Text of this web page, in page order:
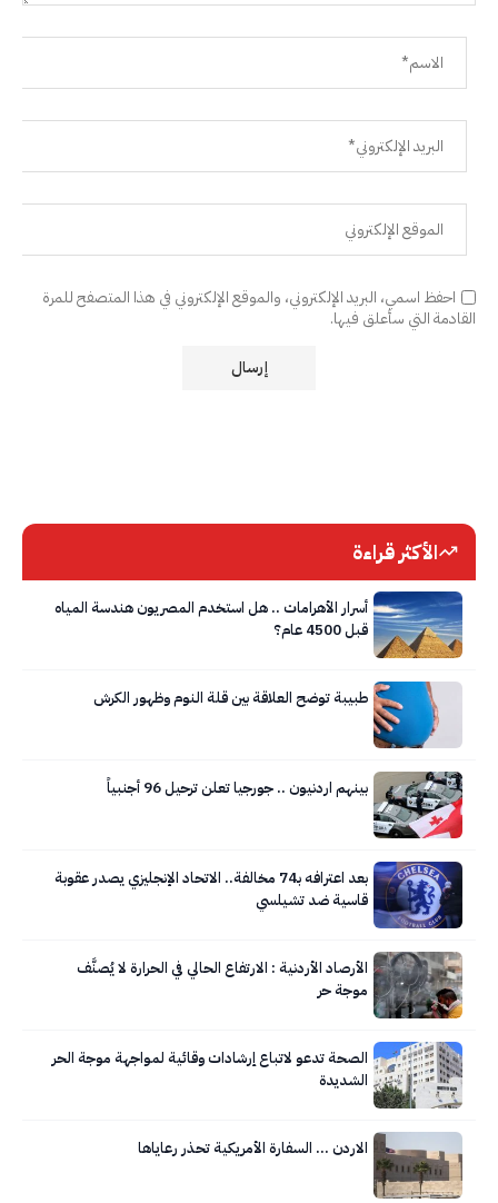
احفظ اسمي، البريد الإلكتروني، والموقع الإلكتروني في هذا المتصفح للمرة
القادمة التي سأعلق فيها.
الأكثر قراءة
أسرار الأهرامات .. هل استخدم المصريون هندسة المياه
قبل 4500 عام؟
طبيبة توضح العلاقة بين قلة النوم وظهور الكرش
بينهم اردنيون .. جورجيا تعلن ترحيل 96 أجنبياً
بعد اعترافه بـ74 مخالفة.. الاتحاد الإنجليزي يصدر عقوبة
قاسية ضد تشيلسي
الأرصاد الأردنية : الارتفاع الحالي في الحرارة لا يُصنَّف
موجة حر
الصحة تدعو لاتباع إرشادات وقائية لمواجهة موجة الحر
الشديدة
الاردن … السفارة الأمريكية تحذر رعاياها